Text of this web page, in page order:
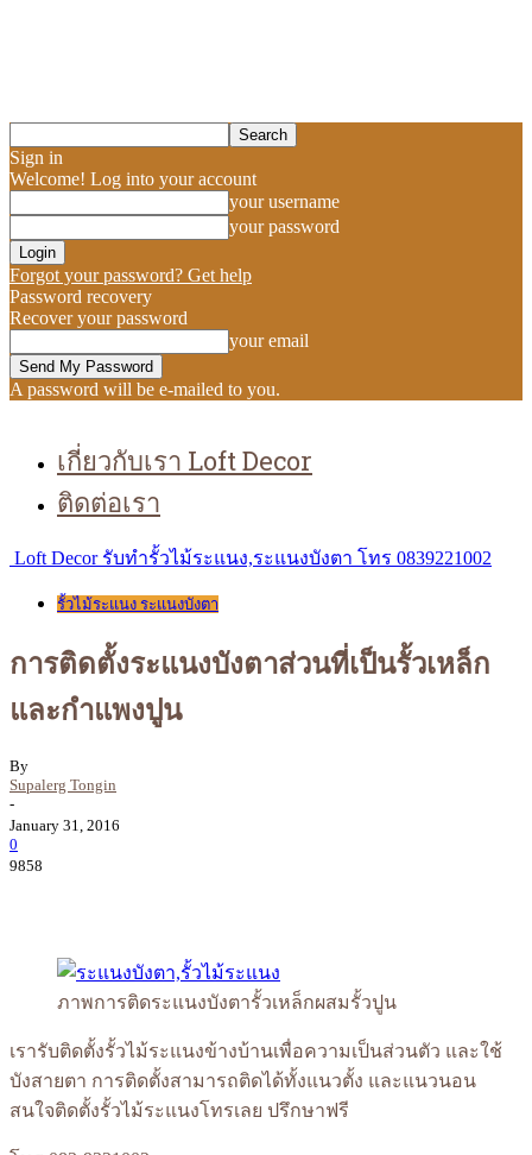
Sign in
Welcome! Log into your account
your username
your password
Forgot your password? Get help
Password recovery
Recover your password
your email
A password will be e-mailed to you.
เกี่ยวกับเรา Loft Decor
ติดต่อเรา
Loft Decor รับทำรั้วไม้ระแนง,ระแนงบังตา โทร 0839221002
รั้วไม้ระแนง ระแนงบังตา
การติดตั้งระแนงบังตาส่วนที่เป็นรั้วเหล็ก
และกำแพงปูน
By
Supalerg Tongin
-
January 31, 2016
0
9858
ภาพการติดระแนงบังตารั้วเหล็กผสมรั้วปูน
เรารับติดตั้งรั้วไม้ระแนงข้างบ้านเพื่อความเป็นส่วนตัว และใช้
บังสายตา การติดตั้งสามารถติดได้ทั้งแนวตั้ง และแนวนอน
สนใจติดตั้งรั้วไม้ระแนงโทรเลย ปรึกษาฟรี